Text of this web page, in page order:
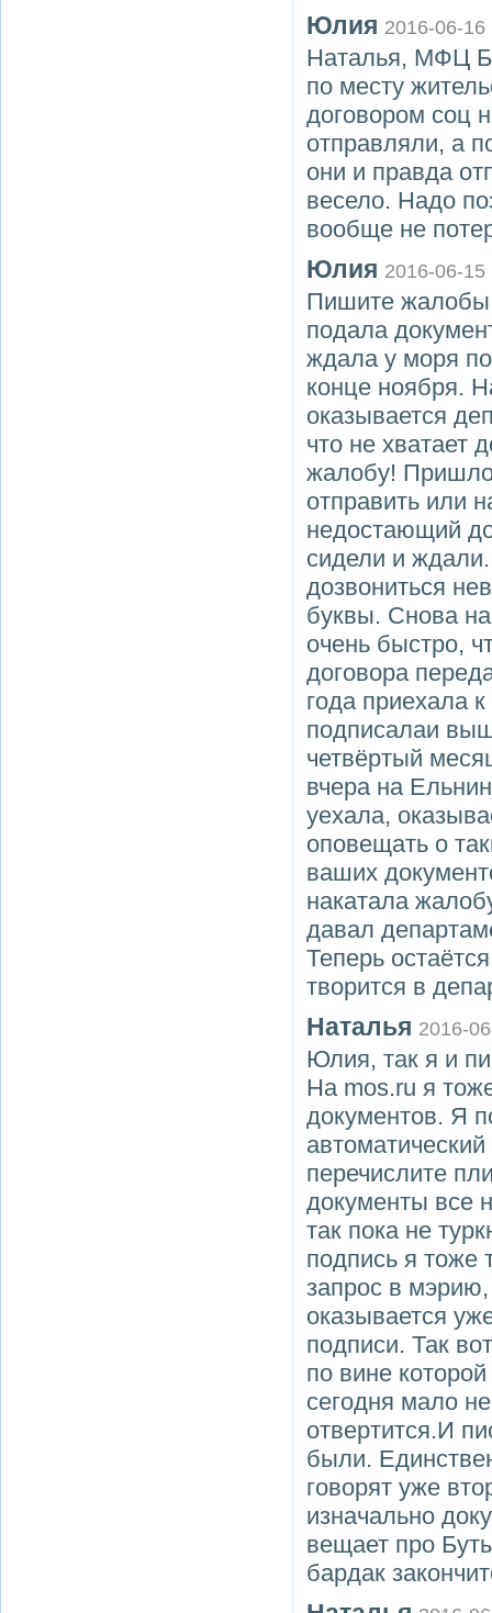
Юлия 2016-06-16
Наталья, МФЦ
по месту
договором соц
отправляли, а
они и правда
весело. Надо
вообще не
Юлия 2016-06-15
Пишите жалобы
подала
ждала у моря
конце ноября.
оказывается
что не хватает
жалобу! Пришло
отправить или
недостающий
сидели и
дозвониться
буквы. Снова
очень быстро,
договора
года приехала
подписалаи
четвёртый
вчера на
уехала,
оповещать о
ваших
накатала
давал
Теперь
творится в
Наталья 2016-
Юлия, так я и
На mos.ru я
документов. Я
перечислите
документы все
так пока не
подпись я тоже
запрос в
оказывается
подписи. Так
по вине
сегодня мало
отвертится.И
были.
говорят уже
изначально
вещает про
бардак